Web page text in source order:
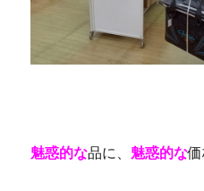
魅惑的な品に、 魅惑的な価